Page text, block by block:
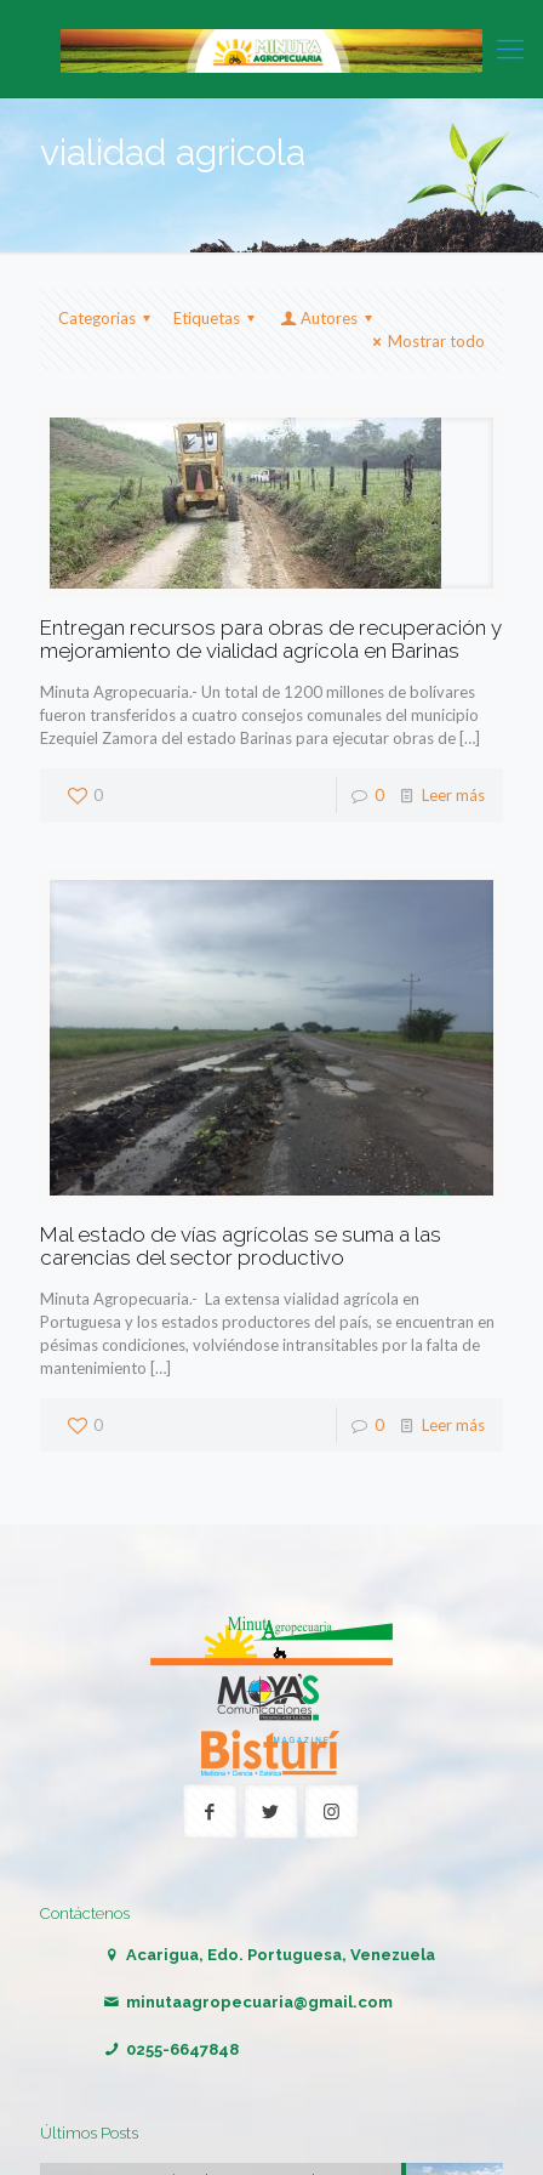
vialidad agricola
Categorias Etiquetas
Autores
Mostrar todo
Entregan recursos para obras de recuperación y
mejoramiento de vialidad agrícola en Barinas
Minuta Agropecuaria.- Un total de 1200 millones de bolívares
fueron transferidos a cuatro consejos comunales del municipio
Ezequiel Zamora del estado Barinas para ejecutar obras de […]
0 0 Leer más
Mal estado de vías agrícolas se suma a las
carencias del sector productivo
Minuta Agropecuaria.- La extensa vialidad agrícola en
Portuguesa y los estados productores del país, se encuentran en
pésimas condiciones, volviéndose intransitables por la falta de
mantenimiento […]
0 0 Leer más
Contáctenos
Acarigua, Edo. Portuguesa, Venezuela
minutaagropecuaria@gmail.com
0255-6647848
Últimos Posts